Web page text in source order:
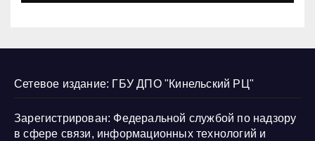
Сетевое издание: ГБУ ДПО "Кинельский РЦ"
Зарегистрирован: Федеральной службой по надзору
в сфере связи, информационных технологий и